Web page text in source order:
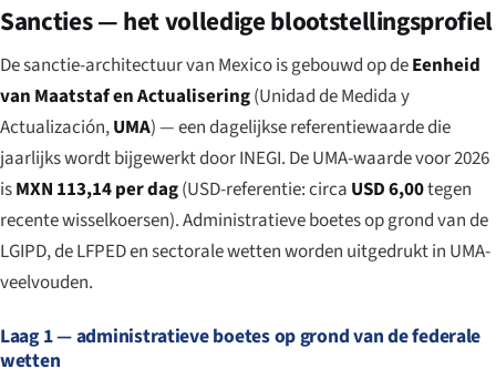
Sancties — het volledige blootstellingsprofiel
De sanctie-architectuur van Mexico is gebouwd op deEenheid
van Maatstaf en Actualisering(Unidad de Medida y
Actualización,UMA) — een dagelijkse referentiewaarde die
jaarlijks wordt bijgewerkt door INEGI. De UMA-waarde voor 2026
isMXN 113,14 per dag(USD-referentie: circa USD 6,00tegen
recente wisselkoersen). Administratieve boetes op grond van de
LGIPD, de LFPED en sectorale wetten worden uitgedrukt in UMA-
veelvouden.
Laag 1 — administratieve boetes op grond van de federale
wetten